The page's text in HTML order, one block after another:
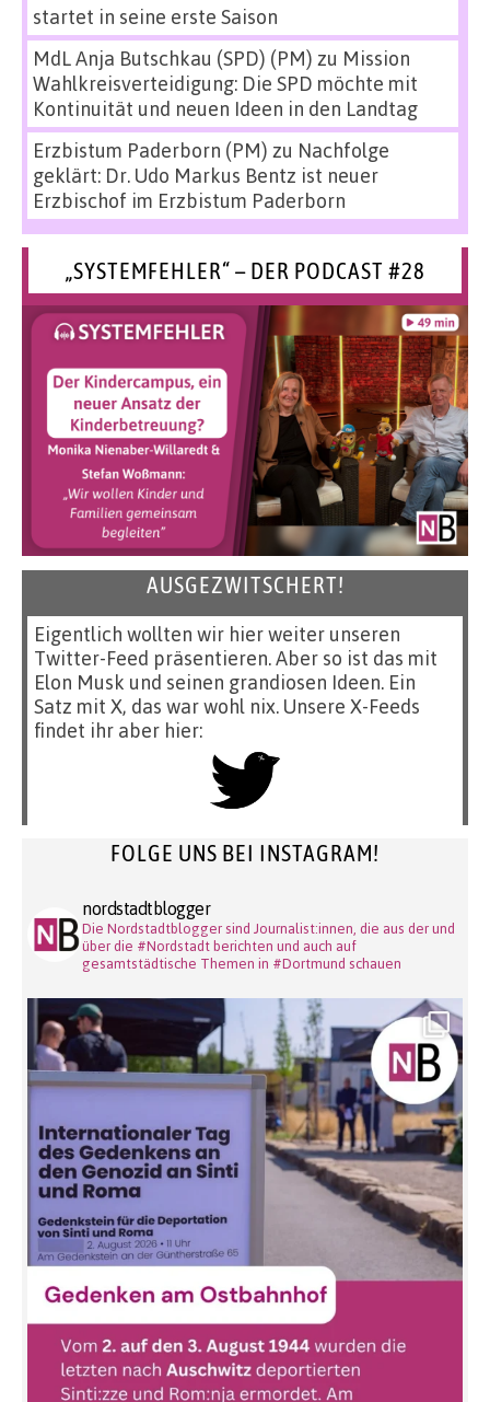
startet in seine erste Saison
MdL Anja Butschkau (SPD) (PM) zu Mission
Wahlkreisverteidigung: Die SPD möchte mit
Kontinuität und neuen Ideen in den Landtag
Erzbistum Paderborn (PM) zu Nachfolge
geklärt: Dr. Udo Markus Bentz ist neuer
Erzbischof im Erzbistum Paderborn
„SYSTEMFEHLER“ – DER PODCAST #28
AUSGEZWITSCHERT!
Eigentlich wollten wir hier weiter unseren
Twitter-Feed präsentieren. Aber so ist das mit
Elon Musk und seinen grandiosen Ideen. Ein
Satz mit X, das war wohl nix. Unsere X-Feeds
findet ihr aber hier:
FOLGE UNS BEI INSTAGRAM!
nordstadtblogger
Die Nordstadtblogger sind Journalist:innen, die aus der und
über die #Nordstadt berichten und auch auf
gesamtstädtische Themen in #Dortmund schauen